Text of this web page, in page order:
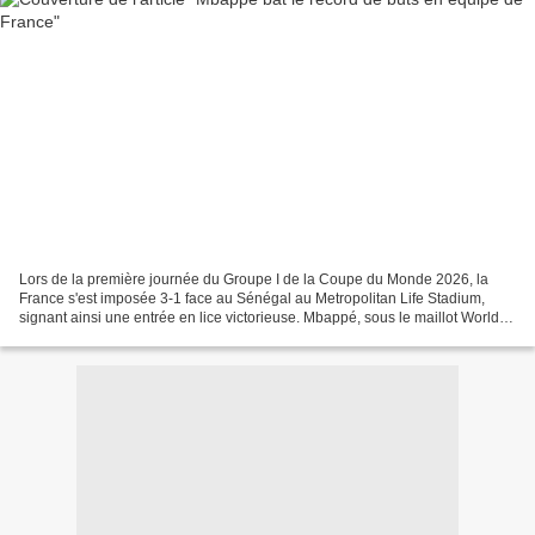
Lors de la première journée du Groupe I de la Coupe du Monde 2026, la
France s'est imposée 3-1 face au Sénégal au Metropolitan Life Stadium,
signant ainsi une entrée en lice victorieuse. Mbappé, sous le maillot World